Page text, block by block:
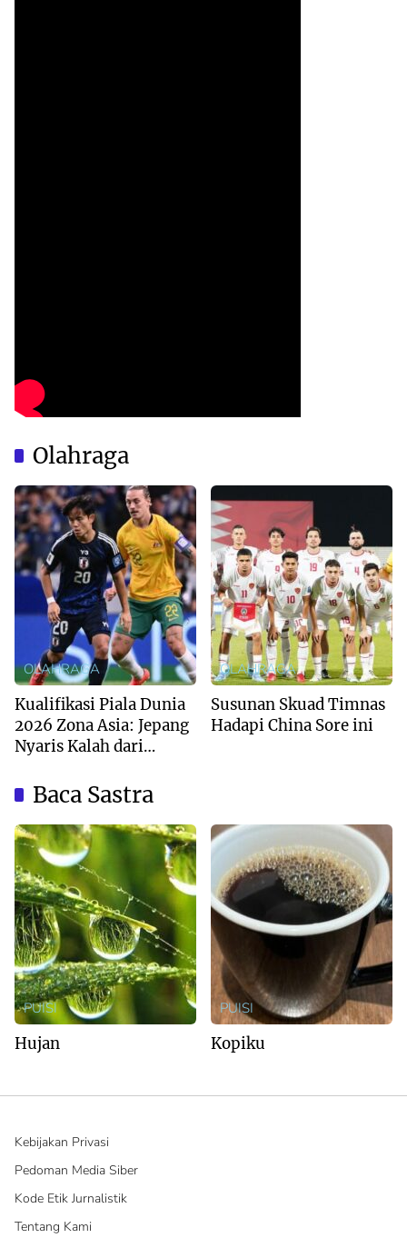
Olahraga
OLAHRAGA
Kualifikasi Piala Dunia
2026 Zona Asia: Jepang
Nyaris Kalah dari
OLAHRAGA
Susunan Skuad Timnas
Hadapi China Sore ini
Baca Sastra
PUISI
Hujan
PUISI
Kopiku
Kebijakan Privasi
Pedoman Media Siber
Kode Etik Jurnalistik
Tentang Kami